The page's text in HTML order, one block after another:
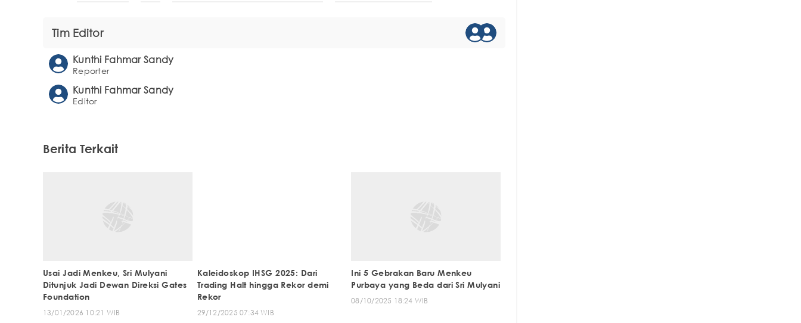
Tim Editor
Kunthi Fahmar Sandy
Reporter
Kunthi Fahmar Sandy
Editor
Berita Terkait
Usai Jadi Menkeu, Sri Mulyani
Ditunjuk Jadi Dewan Direksi Gates
Foundation
13/01/2026 10:21 WIB
Kaleidoskop IHSG 2025: Dari
Trading Halt hingga Rekor demi
Rekor
29/12/2025 07:34 WIB
Ini 5 Gebrakan Baru Menkeu
Purbaya yang Beda dari Sri Mulyani
08/10/2025 18:24 WIB